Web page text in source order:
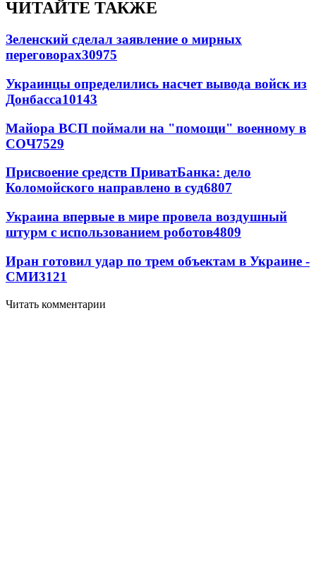
ЧИТАЙТЕ ТАКЖЕ
Зеленский сделал заявление о мирных
переговорах30975
Украинцы определились насчет вывода войск из
Донбасса10143
Майора ВСП поймали на "помощи" военному в
СОЧ7529
Присвоение средств ПриватБанка: дело
Коломойского направлено в суд6807
Украина впервые в мире провела воздушный
штурм с использованием роботов4809
Иран готовил удар по трем объектам в Украине -
СМИ3121
Читать комментарии